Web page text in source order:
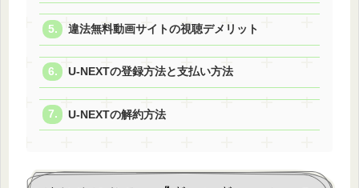
違法無料動画サイトの視聴デメリット
U-NEXTの登録方法と支払い方法
U-NEXTの解約方法